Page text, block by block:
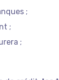
;
;
;